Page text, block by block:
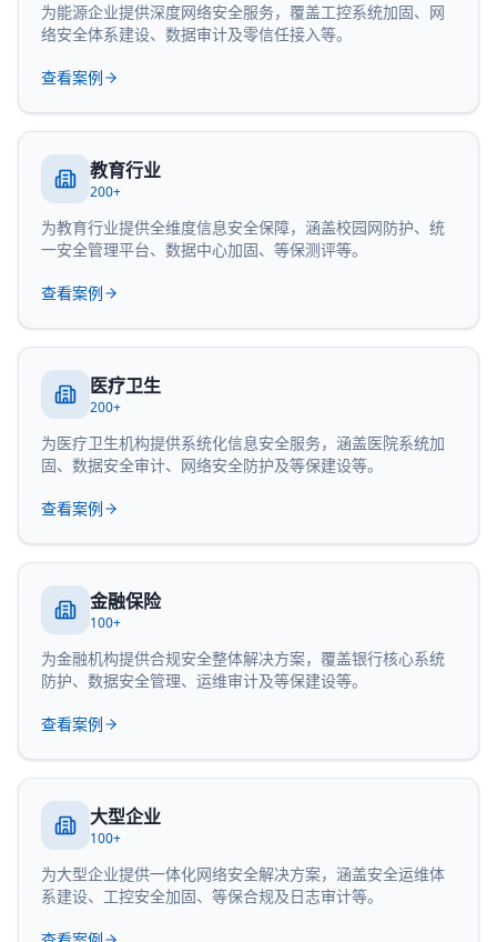
为能源企业提供深度网络安全服务，覆盖工控系统加固、网
络安全体系建设、数据审计及零信任接入等。
查看案例
教育行业
200+
为教育行业提供全维度信息安全保障，涵盖校园网防护、统
一安全管理平台、数据中心加固、等保测评等。
查看案例
医疗卫生
200+
为医疗卫生机构提供系统化信息安全服务，涵盖医院系统加
固、数据安全审计、网络安全防护及等保建设等。
查看案例
金融保险
100+
为金融机构提供合规安全整体解决方案，覆盖银行核心系统
防护、数据安全管理、运维审计及等保建设等。
查看案例
大型企业
100+
为大型企业提供一体化网络安全解决方案，涵盖安全运维体
系建设、工控安全加固、等保合规及日志审计等。